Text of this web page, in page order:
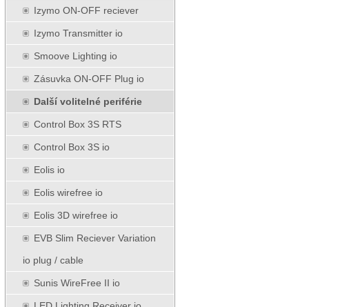
Izymo ON-OFF reciever
Izymo Transmitter io
Smoove Lighting io
Zásuvka ON-OFF Plug io
Další volitelné periférie
Control Box 3S RTS
Control Box 3S io
Eolis io
Eolis wirefree io
Eolis 3D wirefree io
EVB Slim Reciever Variation
io plug / cable
Sunis WireFree II io